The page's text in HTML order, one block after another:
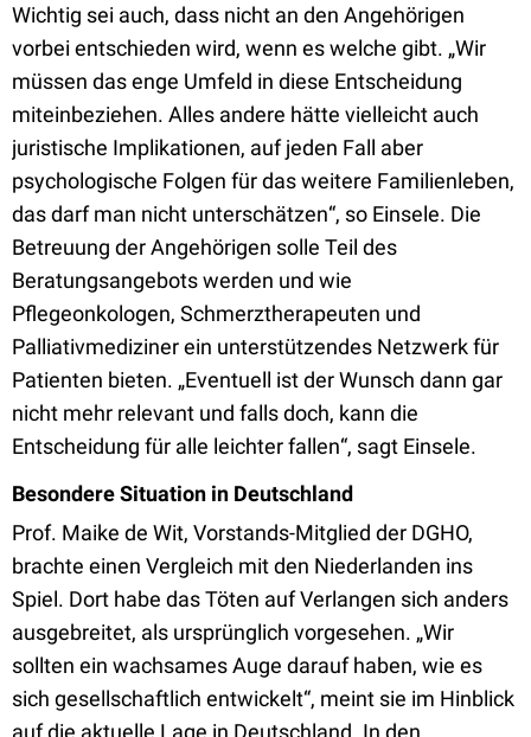
Wichtig sei auch, dass nicht an den Angehörigen
vorbei entschieden wird, wenn es welche gibt. „Wir
müssen das enge Umfeld in diese Entscheidung
miteinbeziehen. Alles andere hätte vielleicht auch
juristische Implikationen, auf jeden Fall aber
psychologische Folgen für das weitere Familienleben,
das darf man nicht unterschätzen“, so Einsele. Die
Betreuung der Angehörigen solle Teil des
Beratungsangebots werden und wie
Pflegeonkologen, Schmerztherapeuten und
Palliativmediziner ein unterstützendes Netzwerk für
Patienten bieten. „Eventuell ist der Wunsch dann gar
nicht mehr relevant und falls doch, kann die
Entscheidung für alle leichter fallen“, sagt Einsele.
Besondere Situation in Deutschland
Prof. Maike de Wit, Vorstands-Mitglied der DGHO,
brachte einen Vergleich mit den Niederlanden ins
Spiel. Dort habe das Töten auf Verlangen sich anders
ausgebreitet, als ursprünglich vorgesehen. „Wir
sollten ein wachsames Auge darauf haben, wie es
sich gesellschaftlich entwickelt“, meint sie im Hinblick
auf die aktuelle Lage in Deutschland. In den